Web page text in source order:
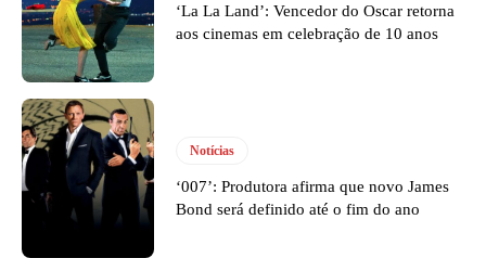
‘La La Land’: Vencedor do Oscar retorna
aos cinemas em celebração de 10 anos
Notícias
‘007’: Produtora afirma que novo James
Bond será definido até o fim do ano